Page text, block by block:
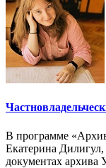
В программе
Екатерина Дилигул,
документах архива